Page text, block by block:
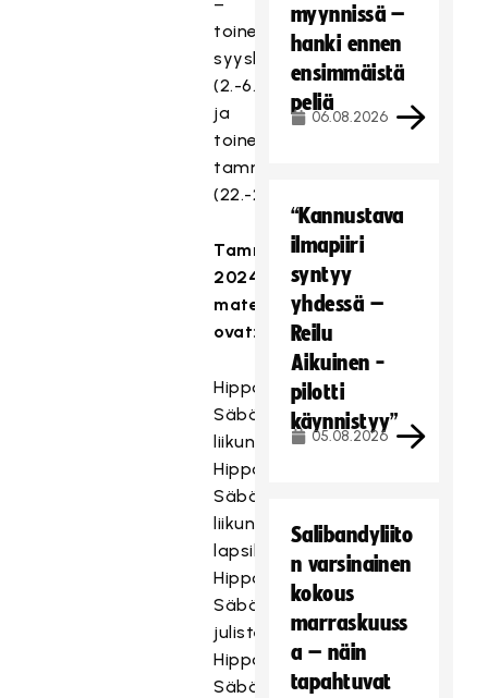
toinen
syyskuussa
(2.-6.9.2024)
ja
toinen
tammikuussa
(22.-26.1.2024).
Tammikuun
2024
materiaalit
ovat:
Hippo
Säbäkipinä
liikuntapassi
Hippo
Säbäkipinä
liikuntapassipalkinto
lapsille
Hippo
Säbäkipinä
juliste
Hippo
Säbäkipinä
myynnissä –
hanki ennen
ensimmäistä
peliä
06.08.2026
“Kannustava
ilmapiiri
syntyy
yhdessä –
Reilu
Aikuinen -
pilotti
käynnistyy”
05.08.2026
Salibandyliito
n varsinainen
kokous
marraskuuss
a – näin
tapahtuvat